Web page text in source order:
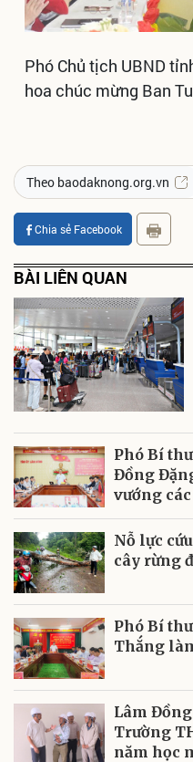
Phó Chủ tịch UBND
hoa chúc mừng Ban
Theo baodaknong.org.vn
Chia sẻ Facebook
BÀI LIÊN QUAN
Phó Bí
Đồng
vướng
Nỗ lực
cây rừng
Phó Bí
Thắng
Lâm
Trường
năm học